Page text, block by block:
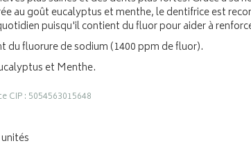
au goût eucalyptus et menthe, le dentifrice est
puisqu'il contient du fluor pour aider à
du fluorure de sodium (1400 ppm de fluor).
et Menthe.
CIP : 5054563015648